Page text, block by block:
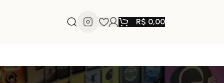
R$ 0,00